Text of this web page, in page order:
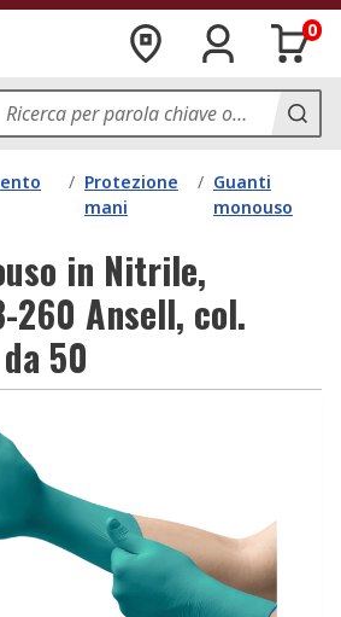
0
/ Protezione
mani
/ Guanti
monouso
in Nitrile,
260 Ansell, col.
50